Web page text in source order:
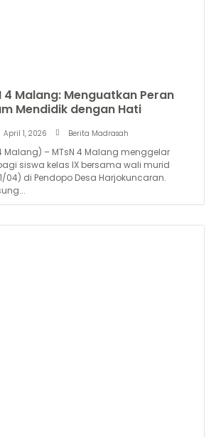
4 Malang: Menguatkan Peran
Mendidik dengan Hati
April 1, 2026 Berita Madrasah
Malang) – MTsN 4 Malang menggelar
siswa kelas IX bersama wali murid
04) di Pendopo Desa Harjokuncaran.